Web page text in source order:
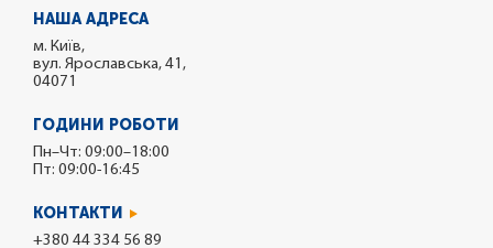
НАША АДРЕСА
м. Київ,
вул. Ярославська, 41,
04071
ГОДИНИ РОБОТИ
Пн–Чт: 09:00–18:00
Пт: 09:00-16:45
КОНТАКТИ
+380 44 334 56 89